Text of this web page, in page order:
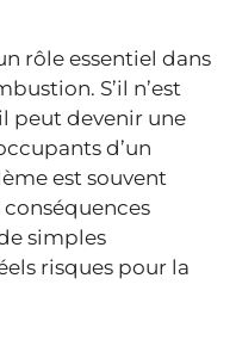
rôle essentiel dans
S’il n’est
peut devenir une
d’un
est souvent
simples
risques pour la